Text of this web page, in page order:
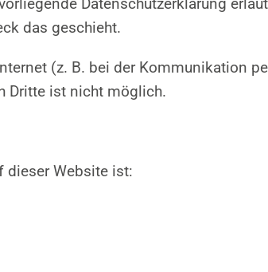
das geschieht.
(z. B. bei der Kommunikation
Dritte ist nicht möglich.
dieser Website ist: